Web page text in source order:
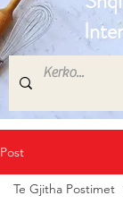
Post
Te Gjitha Postimet